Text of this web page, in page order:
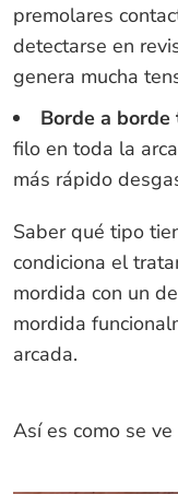
premolares
detectarse en
genera mucha
Borde a
filo en toda la
más rápido
Saber qué tipo
condiciona el
mordida con un
mordida
arcada.
Así es como se